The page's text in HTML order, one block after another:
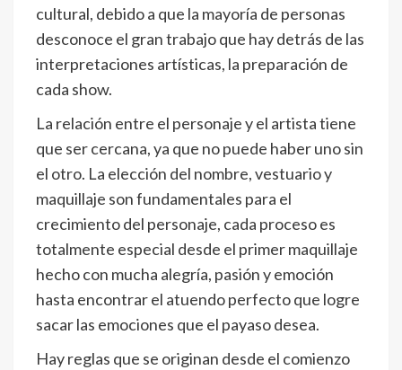
cultural, debido a que la mayoría de personas
desconoce el gran trabajo que hay detrás de las
interpretaciones artísticas, la preparación de
cada show.
La relación entre el personaje y el artista tiene
que ser cercana, ya que no puede haber uno sin
el otro. La elección del nombre, vestuario y
maquillaje son fundamentales para el
crecimiento del personaje, cada proceso es
totalmente especial desde el primer maquillaje
hecho con mucha alegría, pasión y emoción
hasta encontrar el atuendo perfecto que logre
sacar las emociones que el payaso desea.
Hay reglas que se originan desde el comienzo